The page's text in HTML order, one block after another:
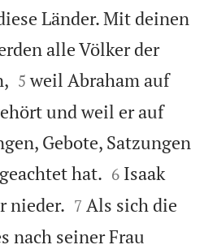
Länder. Mit deinen
alle Völker der


5 weil Abraham auf
und weil er auf
Gebote, Satzungen
hat. 

6 Isaak
nieder. 

7 Als sich die
nach seiner Frau